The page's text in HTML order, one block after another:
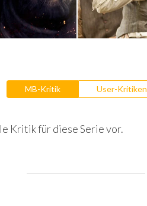
MB-Kritik User-Kritiken
Kritik für diese Serie vor.